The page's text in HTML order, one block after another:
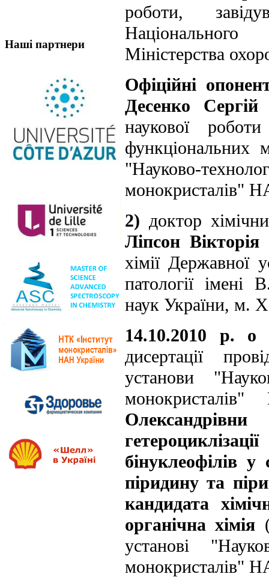
Наші партнери
роботи,
Міністерства
Офіційні
Десенко
наукової роботи
функціональних
"Науково-
монокристалів"
2) доктор
Ліпсон
хімії Державної
патології імені
наук України, м.
14.10.2010 р.
дисертації
установи
бінуклеофілів у
піридину та
кандидата
органічна хімія
установі
монокристалів"